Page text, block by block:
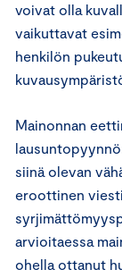
voivat olla
vaikuttavat
henkilön
Mainonnan
siinä olevan
eroottinen
arvioitaessa
ohella ottanut